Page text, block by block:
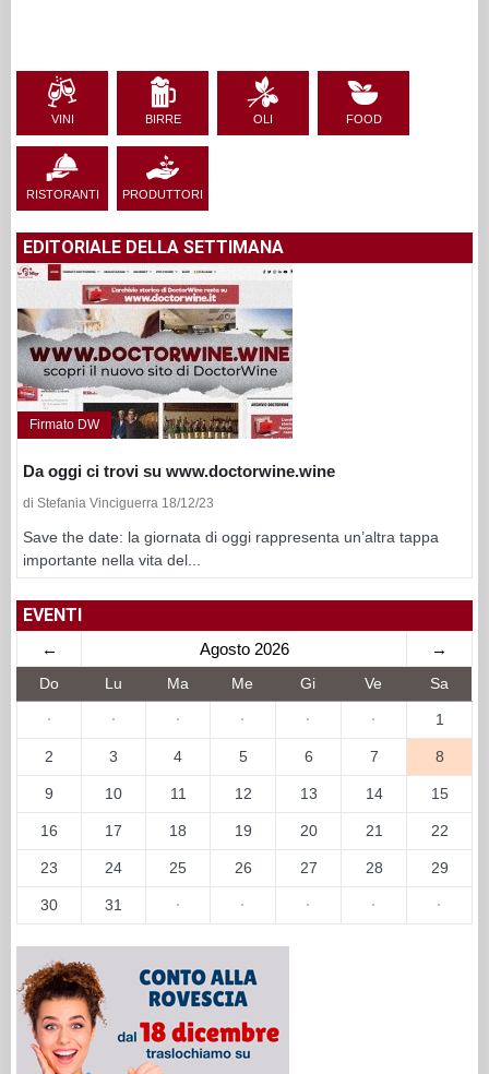
VINI BIRRE OLI FOOD
RISTORANTI PRODUTTORI
EDITORIALE DELLA SETTIMANA
Firmato DW
Da oggi ci trovi su www.doctorwine.wine
di Stefania Vinciguerra 18/12/23
Save the date: la giornata di oggi rappresenta un’altra tappa
importante nella vita del...
EVENTI
← Agosto 2026 →
Do Lu Ma Me Gi Ve Sa
· · · · · · 1
2 3 4 5 6 7 8
9 10 11 12 13 14 15
16 17 18 19 20 21 22
23 24 25 26 27 28 29
30 31 · · · · ·